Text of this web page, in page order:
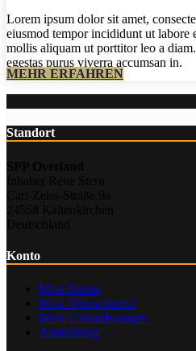
Lorem ipsum dolor sit amet,
eiusmod tempor incididunt ut labore
mollis aliquam ut porttitor leo a
egestas purus viverra accumsan in.
MEHR ERFAHREN
Standort
Konto
Mein Konto
Mein Wunschzettel
Mein Einkaufswagen
Anmeldung